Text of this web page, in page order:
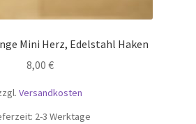
Mini Herz, Edelstahl Haken
8,00 €
Versandkosten
2-3 Werktage